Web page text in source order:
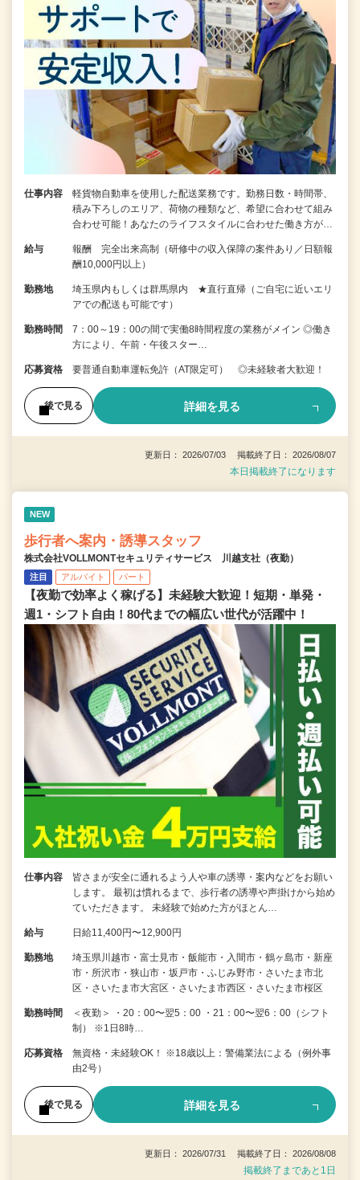
仕事内容
軽貨物自動車を使用した配送業務です。勤務日数・時間帯、
積み下ろしのエリア、荷物の種類など、希望に合わせて組み
合わせ可能！あなたのライフスタイルに合わせた働き方が…
給与
報酬 完全出来高制（研修中の収入保障の案件あり／日額報
酬10,000円以上）
勤務地
埼玉県内もしくは群馬県内 ★直行直帰（ご自宅に近いエリ
アでの配送も可能です）
勤務時間
7：00～19：00の間で実働8時間程度の業務がメイン ◎働き
方により、午前・午後スター…
応募資格 要普通自動車運転免許（AT限定可） ◎未経験者大歓迎！
後で見る 詳細を見る
更新日： 2026/07/03 掲載終了日： 2026/08/07
本日掲載終了になります
NEW
歩行者へ案内・誘導スタッフ
株式会社VOLLMONTセキュリティサービス 川越支社（夜勤）
注目 アルバイト パート
【夜勤で効率よく稼げる】未経験大歓迎！短期・単発・
週1・シフト自由！80代までの幅広い世代が活躍中！
仕事内容
皆さまが安全に通れるよう人や車の誘導・案内などをお願い
します。 最初は慣れるまで、歩行者の誘導や声掛けから始め
ていただきます。 未経験で始めた方がほとん…
給与 日給11,400円〜12,900円
勤務地
埼玉県川越市・富士見市・飯能市・入間市・鶴ヶ島市・新座
市・所沢市・狭山市・坂戸市・ふじみ野市・さいたま市北
区・さいたま市大宮区・さいたま市西区・さいたま市桜区
勤務時間
＜夜勤＞ ・20：00〜翌5：00 ・21：00〜翌6：00（シフト
制） ※1日8時…
応募資格
無資格・未経験OK！ ※18歳以上：警備業法による（例外事
由2号）
後で見る 詳細を見る
更新日： 2026/07/31 掲載終了日： 2026/08/08
掲載終了まであと1日